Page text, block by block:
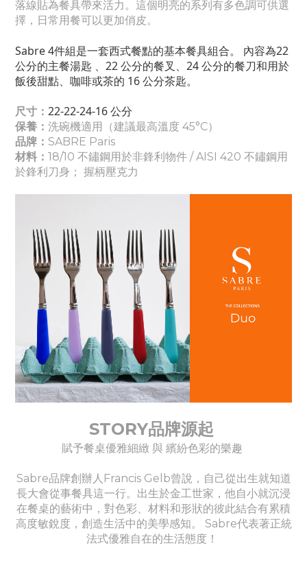
落線貼為餐具帶來活力。這個明亮的系列有多色調可供選
擇，日常用餐可以更加俏皮。
Sabre 4件組是一套西式餐點的基本餐具組合。 內容為22
公分的主餐湯匙 、22 公分的餐叉、24 公分的餐刀和用於
飯後甜點、咖啡或茶的 16 公分茶匙。
尺寸： 22-22-24-16公分
保養： 洗碗機適用（建議最高溫度 45°C）
品牌： SABRE Paris
材料： 18/10 不鏽鋼用於非鋒利物件 / AISI 420 不鏽鋼用
於鋒利刀身； 握柄壓克力
STORY品牌源起
賦予餐桌優雅細緻 與 繽紛色彩的樂趣
Sabre品牌創辦人Francis Gelb曾說，自己從出生就知道
長大會從事餐具這一行。出生於金工世家，他自小就沉浸
在餐桌的藝術中，對色彩、材料和形狀的彼此結合有累積
高度敏銳度，創造生活中的美學感知。 Sabre代表著正統
法式優雅自在的生活態度！